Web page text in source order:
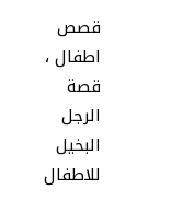
قصص
اطفال ،
قصة
الرجل
البخيل
للاطفال